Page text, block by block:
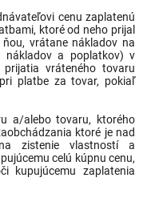
cenu zaplatenú
ktoré od neho prijal
vrátane nákladov na
nákladov a poplatkov) v
vráteného tovaru
platbe za tovar, pokiaľ
a/alebo tovaru, ktorého
ktoré je nad
zistenie vlastností a
celú kúpnu cenu,
kupujúcemu zaplatenia